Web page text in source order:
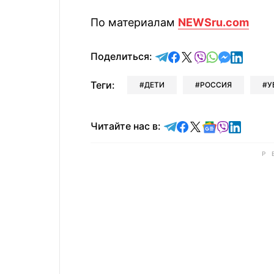
По материалам NEWSru.com
Поделиться: отправить в Telegram
поделиться в
поделиться в X
отправить в
отправить
Теги: ДЕТИ РОССИЯ
Читайте нас в: Читайте в Telegram
Читайте в
Читайте в X
Читайте в
Читайте